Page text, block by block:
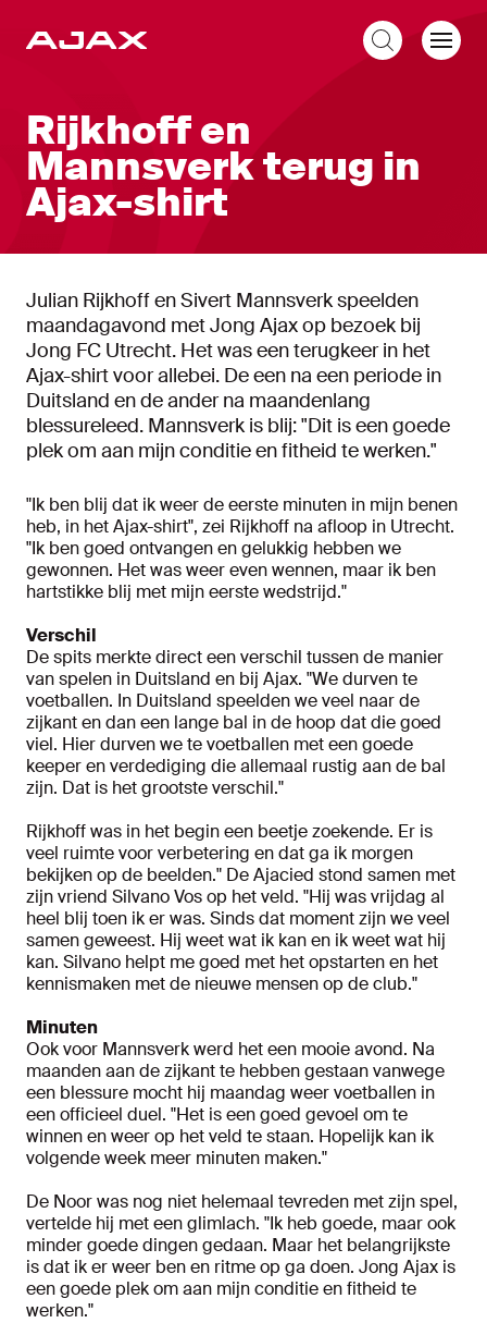
Rijkhoff en
Mannsverk terug in
Ajax-shirt
Julian Rijkhoff en Sivert Mannsverk speelden
maandagavond met Jong Ajax op bezoek bij
Jong FC Utrecht. Het was een terugkeer in het
Ajax-shirt voor allebei. De een na een periode in
Duitsland en de ander na maandenlang
blessureleed. Mannsverk is blij: "Dit is een goede
plek om aan mijn conditie en fitheid te werken."
"Ik ben blij dat ik weer de eerste minuten in mijn benen
heb, in het Ajax-shirt", zei Rijkhoff na afloop in Utrecht.
"Ik ben goed ontvangen en gelukkig hebben we
gewonnen. Het was weer even wennen, maar ik ben
hartstikke blij met mijn eerste wedstrijd."
Verschil
De spits merkte direct een verschil tussen de manier
van spelen in Duitsland en bij Ajax. "We durven te
voetballen. In Duitsland speelden we veel naar de
zijkant en dan een lange bal in de hoop dat die goed
viel. Hier durven we te voetballen met een goede
keeper en verdediging die allemaal rustig aan de bal
zijn. Dat is het grootste verschil."
Rijkhoff was in het begin een beetje zoekende. Er is
veel ruimte voor verbetering en dat ga ik morgen
bekijken op de beelden." De Ajacied stond samen met
zijn vriend Silvano Vos op het veld. "Hij was vrijdag al
heel blij toen ik er was. Sinds dat moment zijn we veel
samen geweest. Hij weet wat ik kan en ik weet wat hij
kan. Silvano helpt me goed met het opstarten en het
kennismaken met de nieuwe mensen op de club."
Minuten
Ook voor Mannsverk werd het een mooie avond. Na
maanden aan de zijkant te hebben gestaan vanwege
een blessure mocht hij maandag weer voetballen in
een officieel duel. "Het is een goed gevoel om te
winnen en weer op het veld te staan. Hopelijk kan ik
volgende week meer minuten maken."
De Noor was nog niet helemaal tevreden met zijn spel,
vertelde hij met een glimlach. "Ik heb goede, maar ook
minder goede dingen gedaan. Maar het belangrijkste
is dat ik er weer ben en ritme op ga doen. Jong Ajax is
een goede plek om aan mijn conditie en fitheid te
werken."